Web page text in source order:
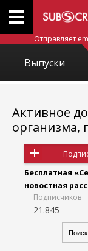
Отправляет
Выпуски
Активное
организма,
Бесплатная
новостная
Подписчиков
21.845